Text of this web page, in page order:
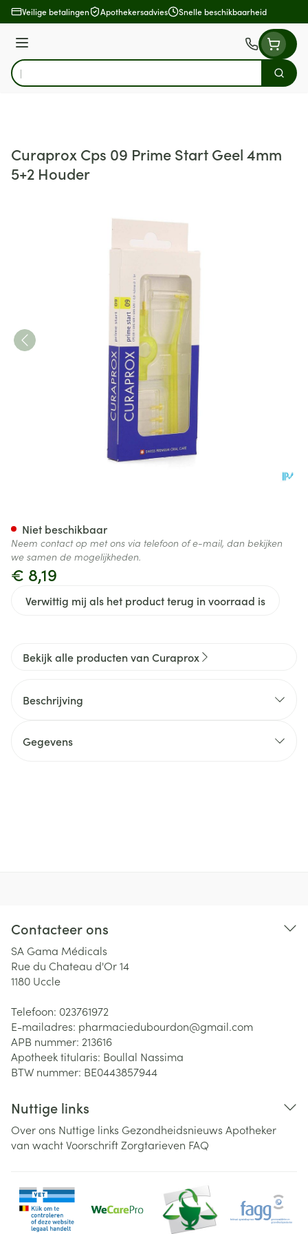
Ga naar de inhoud
Veilige betalingen Apothekersadvies Snelle beschikbaarheid
Menu
Product, merk, categorie...
Zoek
Curaprox Cps 09 Prime Start Geel 4mm
5+2 Houder
€ 8,19
Verwittig mij als het product terug in voorraad is
Niet beschikbaar
Neem contact op met ons via telefoon of e-mail, dan bekijken
we samen de mogelijkheden.
Bekijk alle producten van Curaprox
Beschrijving
Gegevens
Contacteer ons
SA Gama Médicals
Rue du Chateau d'Or 14
1180 Uccle
Telefoon: 023761972
E-mailadres: pharmaciedubourdon@gmail.com
APB nummer: 213616
Apotheek titularis: Boullal Nassima
BTW nummer: BE0443857944
Nuttige links
Over ons Nuttige links Gezondheidsnieuws Apotheker
van wachtVoorschriftZorgtarieven FAQ